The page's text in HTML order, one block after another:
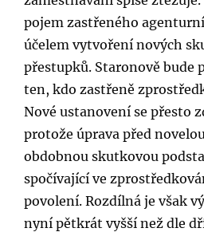
pojem zastřeného
účelem vytvoření nových
přestupků. Staronově bude
ten, kdo zastřeně
Nové ustanovení se přesto
protože úprava před
obdobnou skutkovou
spočívající ve
povolení. Rozdílná je však
nyní pětkrát vyšší než dle